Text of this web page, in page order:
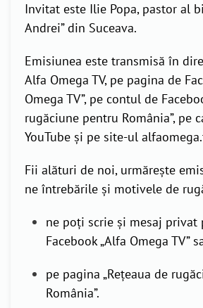
Invitat este Ilie Popa, pastor al
Andrei” din Suceava.
Emisiunea este transmisă în
Alfa Omega TV, pe pagina de
Omega TV”, pe contul de
rugăciune pentru România”, pe
YouTube și pe site-ul
Fii alături de noi, urmărește
ne întrebările și motivele de
ne poți scrie și mesaj privat
Facebook „Alfa Omega TV”
pe pagina „Rețeaua de
România”.